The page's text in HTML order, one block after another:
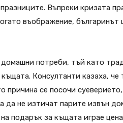
Въпреки кризата
въображение, българинът
потреби, тъй като
Консултанти казаха, че
причина се посочи
да не изтичат парите извън
подарък за къщата играе